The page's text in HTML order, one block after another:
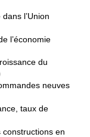
l’Union
l’économie
du
neuves
taux de
en